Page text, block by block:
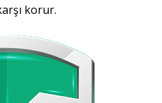
korur.